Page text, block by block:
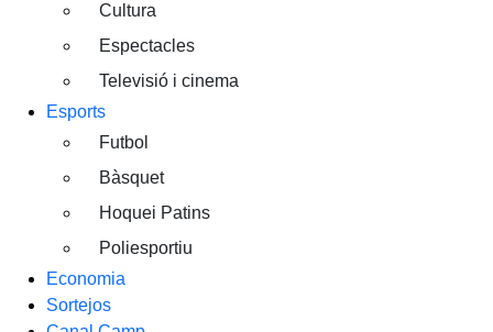
Cultura
Espectacles
Televisió i cinema
Esports
Futbol
Bàsquet
Hoquei Patins
Poliesportiu
Economia
Sortejos